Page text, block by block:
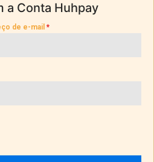
a Conta Huhpay
de e-mail *